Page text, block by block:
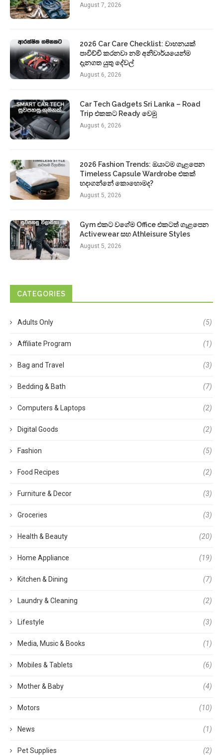
August 7, 2026
2026 Car Care Checklist: වාහනයක්
පාවිච්චි කරනවා නම් අනිවාර්යයෙන්ම
දැනගත යුතු දේවල්
August 6, 2026
Car Tech Gadgets Sri Lanka – Road
Trip එකකට Ready වෙමු
August 6, 2026
2026 Fashion Trends: ඔයාටම ගැළපෙන
Timeless Capsule Wardrobe එකක්
හදාගන්නේ කොහොමද?
August 5, 2026
Gym එකට වගේම Office එකටත් ගැළපෙන
Activewear සහ Athleisure Styles
August 5, 2026
CATEGORIES
Adults Only (5)
Affiliate Program (1)
Bag and Travel (3)
Bedding & Bath (7)
Computers & Laptops (2)
Digital Goods (2)
Fashion (5)
Food Recipes (2)
Furniture & Decor (3)
Groceries (3)
Health & Beauty (20)
Home Appliance (19)
Kitchen & Dining (7)
Laundry & Cleaning (2)
Lifestyle (3)
Media, Music & Books (1)
Mobiles & Tablets (6)
Mother & Baby (4)
Motors (10)
News (1)
Pet Supplies (2)